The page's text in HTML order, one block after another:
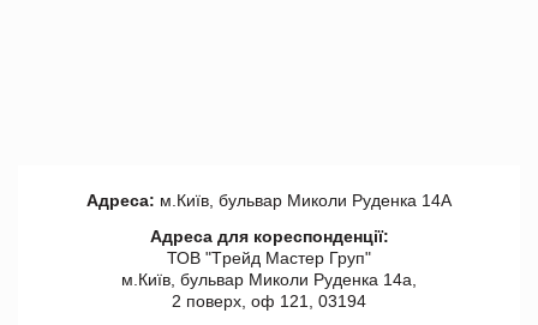
Адреса: м.Київ, бульвар Миколи Руденка 14А
Адреса для кореспонденції:
ТОВ "Tрейд Мастер Груп"
м.Київ, бульвар Миколи Руденка 14а,
2 поверх, оф 121, 03194